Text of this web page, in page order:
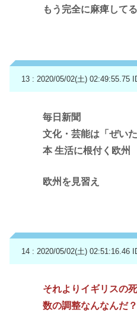
もう完全に麻痺してる
13 : 2020/05/02(土) 02:49:55.75
毎日新聞
文化・芸能は「ぜい
本 生活に根付く欧州
欧州を見習え
14 : 2020/05/02(土) 02:51:16.46
それよりイギリスの
数の調整なんなんだ？